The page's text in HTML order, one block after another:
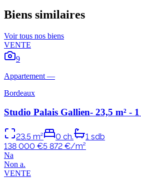
Biens similaires
Voir tous nos biens
VENTE
9
Appartement —
Bordeaux
Studio Palais Gallien- 23,5 m² - 1
23.5 m² 0 ch. 1 sdb
138 000 €5 872 €/m²
Na
Non a.
VENTE